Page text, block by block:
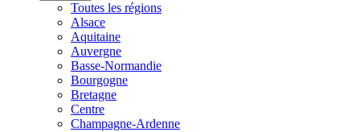
Toutes les régions
Alsace
Aquitaine
Auvergne
Basse-Normandie
Bourgogne
Bretagne
Centre
Champagne-Ardenne